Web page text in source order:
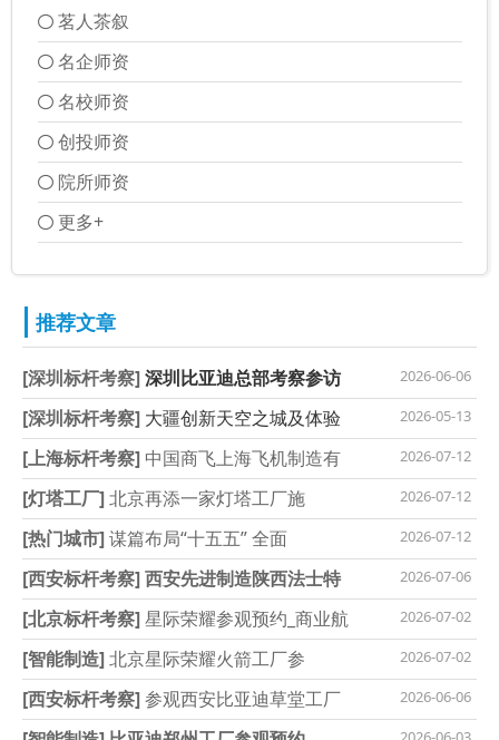
茗人茶叙
名企师资
名校师资
创投师资
院所师资
更多+
推荐文章
[深圳标杆考察]深圳比亚迪总部考察参访 2026-06-06
[深圳标杆考察] 大疆创新天空之城及体验 2026-05-13
[上海标杆考察] 中国商飞上海飞机制造有 2026-07-12
[灯塔工厂]北京再添一家灯塔工厂施 2026-07-12
[热门城市]谋篇布局“十五五” 全面 2026-07-12
[西安标杆考察]西安先进制造陕西法士特 2026-07-06
[北京标杆考察]星际荣耀参观预约_商业航 2026-07-02
[智能制造]北京星际荣耀火箭工厂参 2026-07-02
[西安标杆考察]参观西安比亚迪草堂工厂 2026-06-06